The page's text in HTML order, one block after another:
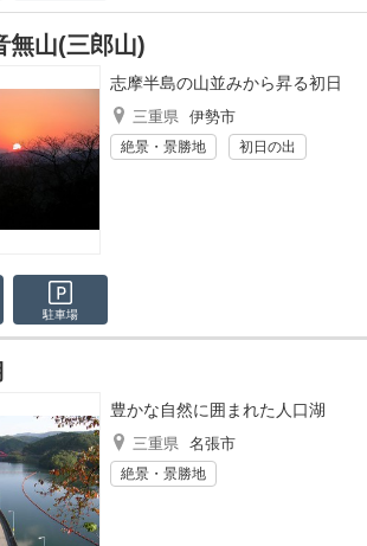
無山(三郎山)
志摩半島の山並みから昇る初日
三重県 伊勢市
絶景・景勝地 初日の出
駐車場
豊かな自然に囲まれた人口湖
三重県 名張市
絶景・景勝地